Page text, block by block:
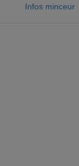
Infos minceur